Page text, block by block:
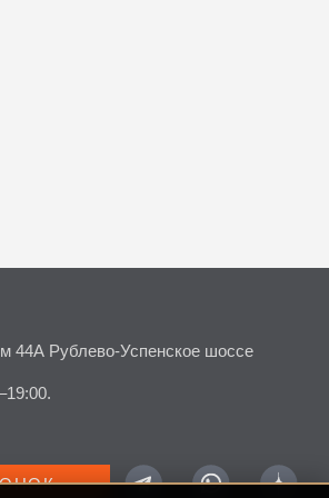
44А Рублево-Успенское шоссе